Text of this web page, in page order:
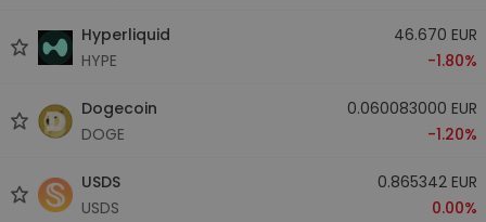
Hyperliquid
HYPE
46.670 EUR
-1.80%
Dogecoin
DOGE
0.060083000 EUR
-1.20%
USDS
USDS
0.865342 EUR
0.00%